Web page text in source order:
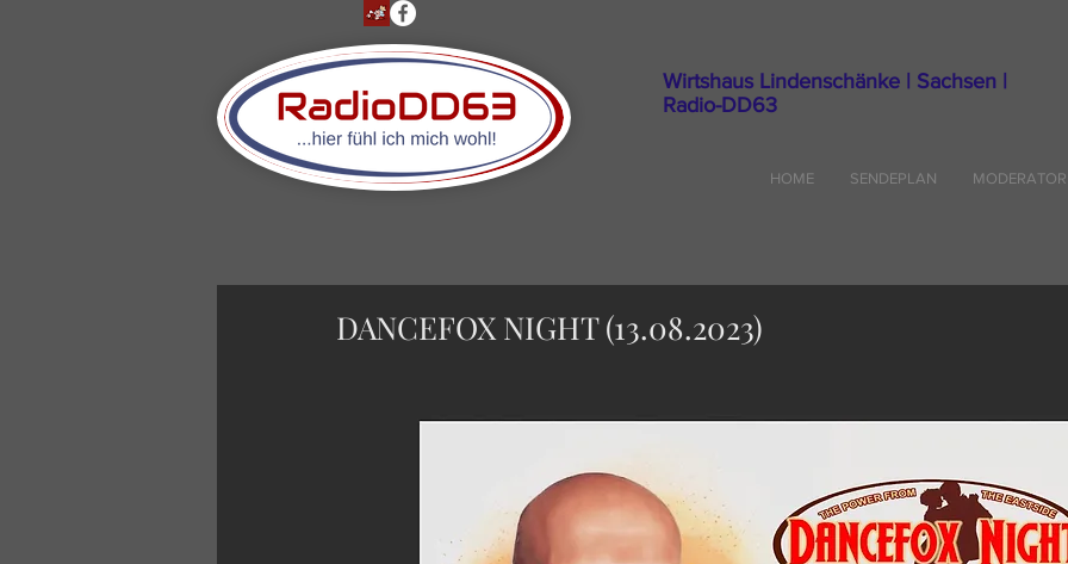
Wirtshaus Lindenschänke | Sachsen |
Radio-DD63
HOME SENDEPLAN
DANCEFOX NIGHT (13.08.2023)